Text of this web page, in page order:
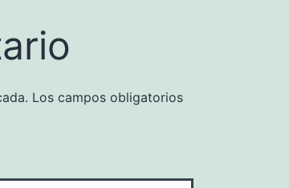
Los campos obligatorios